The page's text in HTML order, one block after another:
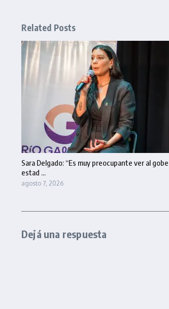
Related Posts
Sara Delgado: “Es muy preocupante ver al
estad ...
agosto 7, 2026
Dejá una respuesta